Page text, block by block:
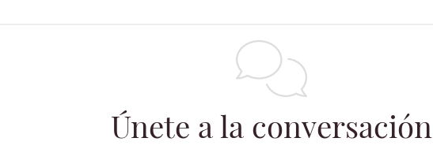
Únete a la conversación